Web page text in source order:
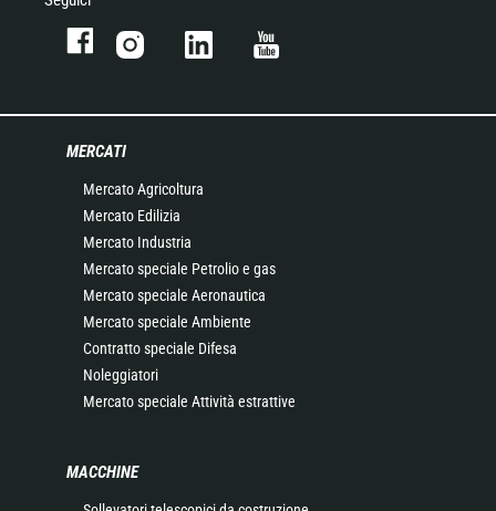
MERCATI
Mercato Agricoltura
Mercato Edilizia
Mercato Industria
Mercato speciale Petrolio e gas
Mercato speciale Aeronautica
Mercato speciale Ambiente
Contratto speciale Difesa
Noleggiatori
Mercato speciale Attività estrattive
MACCHINE